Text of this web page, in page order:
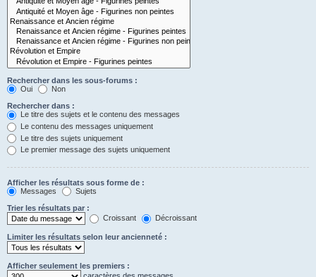
Rechercher dans les sous-forums :
Oui
Non
Rechercher dans :
Le titre des sujets et le contenu des messages
Le contenu des messages uniquement
Le titre des sujets uniquement
Le premier message des sujets uniquement
Afficher les résultats sous forme de :
Messages
Sujets
Trier les résultats par :
Croissant
Décroissant
Limiter les résultats selon leur ancienneté :
Afficher seulement les premiers :